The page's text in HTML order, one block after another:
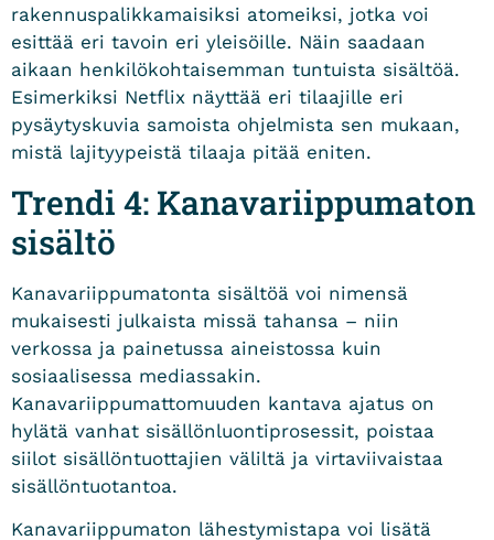
rakennuspalikkamaisiksi atomeiksi, jotka voi
esittää eri tavoin eri yleisöille. Näin saadaan
aikaan henkilökohtaisemman tuntuista sisältöä.
Esimerkiksi Netflix näyttää eri tilaajille eri
pysäytyskuvia samoista ohjelmista sen mukaan,
mistä lajityypeistä tilaaja pitää eniten.
Trendi 4: Kanavariippumaton
sisältö
Kanavariippumatonta sisältöä voi nimensä
mukaisesti julkaista missä tahansa – niin
verkossa ja painetussa aineistossa kuin
sosiaalisessa mediassakin.
Kanavariippumattomuuden kantava ajatus on
hylätä vanhat sisällönluontiprosessit, poistaa
siilot sisällöntuottajien väliltä ja virtaviivaistaa
sisällöntuotantoa.
Kanavariippumaton lähestymistapa voi lisätä